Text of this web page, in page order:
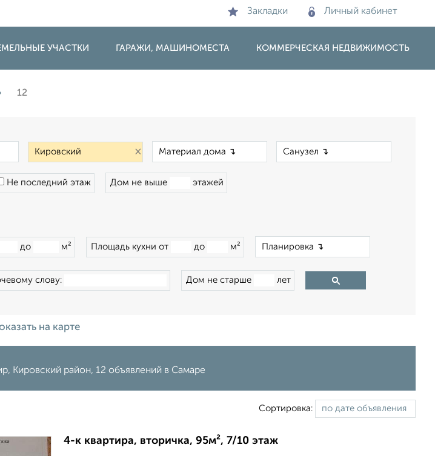
Закладки Личный кабинет
УЧАСТКИ ГАРАЖИ, МАШИНОМЕСТА КОММЕРЧЕСКАЯ НЕДВИЖИМОСТЬ
12
×
Не последний этаж Дом не выше этажей
до м² Площадь кухни от до м²
слову: Дом не старше лет
на карте
Кировский район, 12 объявлений в Самаре
Сортировка:
4-к квартира, вторичка, 95м², 7/10 этаж